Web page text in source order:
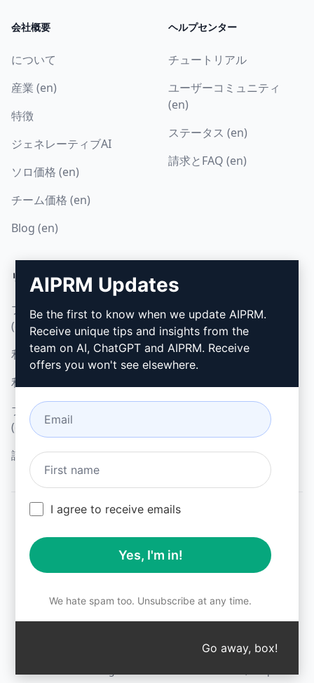
会社概要
について
産業 (en)
特徴
ジェネレーティブAI
ソロ価格 (en)
チーム価格 (en)
Blog (en)
ヘルプセンター
チュートリアル
ユーザーコミュニティ
(en)
ステータス (en)
請求とFAQ (en)
リーガル
プライバシーポリシー
(en)
利用規定 (en)
利用規約 (en)
ブラウザ拡張機能用語
(en)
請求条件 (en)
インストール方法
グーグル・クローム (en)
マイクロソフト・エッジ
All logos, trademarks, and registered trademarks are the
property of their respective owners.
AIPRM and other related brand names are registered
laws.
Unauthorized trademark use is prohibited, and may be a
violation of federal and state trademark laws. ↑
AIPRM Updates
Be the first to know when we update AIPRM.
Receive unique tips and insights from the
team on AI, ChatGPT and AIPRM. Receive
offers you won't see elsewhere.
I agree to receive emails
Yes, I'm in!
We hate spam too. Unsubscribe at any time.
Go away, box!